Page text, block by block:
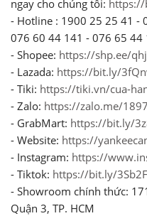
ngay cho chúng tôi: https://
- Hotline : 1900 25 25 41 -
076 60 44 141 - 076 65 44
- Shopee: https://shp.ee/
- Lazada: https://bit.ly/
- Tiki: https://tiki.vn/cua-
- Zalo: https://zalo.me/
- GrabMart: https://bit.ly/
- Website: https://
- Instagram: https://
- Tiktok: https://bit.ly/
- Showroom chính thức:
Quận 3, TP. HCM